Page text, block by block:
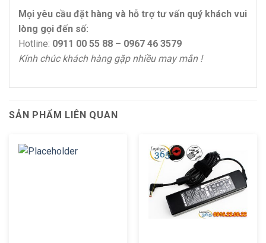
Mọi yêu cầu đặt hàng và hỗ trợ tư vấn quý khách vui
lòng gọi đến số:
Hotline: 0911 00 55 88 – 0967 46 3579
Kính chúc khách hàng gặp nhiều may mắn !
SẢN PHẨM LIÊN QUAN